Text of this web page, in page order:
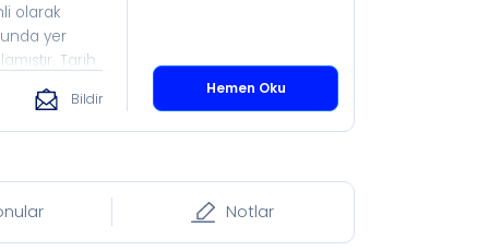
olarak
yer
Tarih
Tarih,
çatısı
eşit
neticesinde,
ve tam
Bildir
Hemen Oku
Notlar